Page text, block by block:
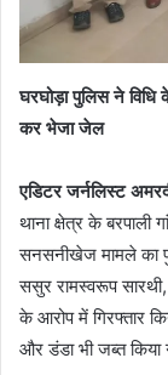
घरघोड़ा पुलिस ने विधि
कर भेजा जेल
एडिटर जर्नलिस्ट
थाना क्षेत्र के बरपाली
सनसनीखेज मामले का
ससुर रामस्वरूप
के आरोप में गिरफ्तार
और डंडा भी जब्त किया